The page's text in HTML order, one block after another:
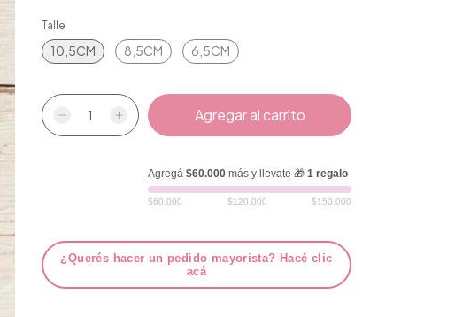
Talle
10,5CM 8,5CM 6,5CM
Agregá $60.000 más y llevate 🎁 1 regalo
$60.000 $120.000 $150.000
¿Querés hacer un pedido mayorista? Hacé clic
acá